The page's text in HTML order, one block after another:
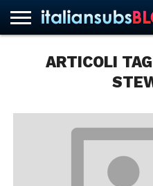
ARTICOLI